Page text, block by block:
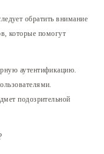
обратить внимание
которые помогут
аутентификацию.
подозрительной